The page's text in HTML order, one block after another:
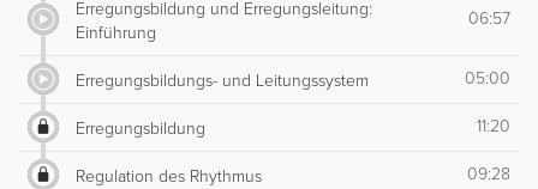
Erregungsbildung und Erregungsleitung:
Einführung
06:57
Erregungsbildungs- und Leitungssystem 05:00
Erregungsbildung 11:20
Regulation des Rhythmus 09:28